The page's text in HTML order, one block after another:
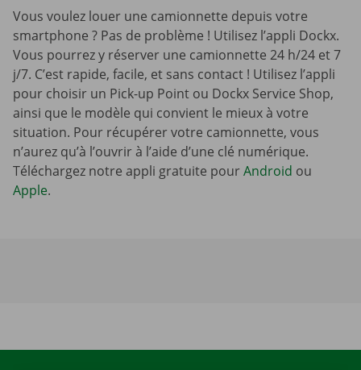
Vous voulez louer une camionnette depuis votre
smartphone ? Pas de problème ! Utilisez l’appli Dockx.
Vous pourrez y réserver une camionnette 24 h/24 et 7
j/7. C’est rapide, facile, et sans contact ! Utilisez l’appli
pour choisir un Pick-up Point ou Dockx Service Shop,
ainsi que le modèle qui convient le mieux à votre
situation. Pour récupérer votre camionnette, vous
n’aurez qu’à l’ouvrir à l’aide d’une clé numérique.
Téléchargez notre appli gratuite pourAndroid ou
Apple.